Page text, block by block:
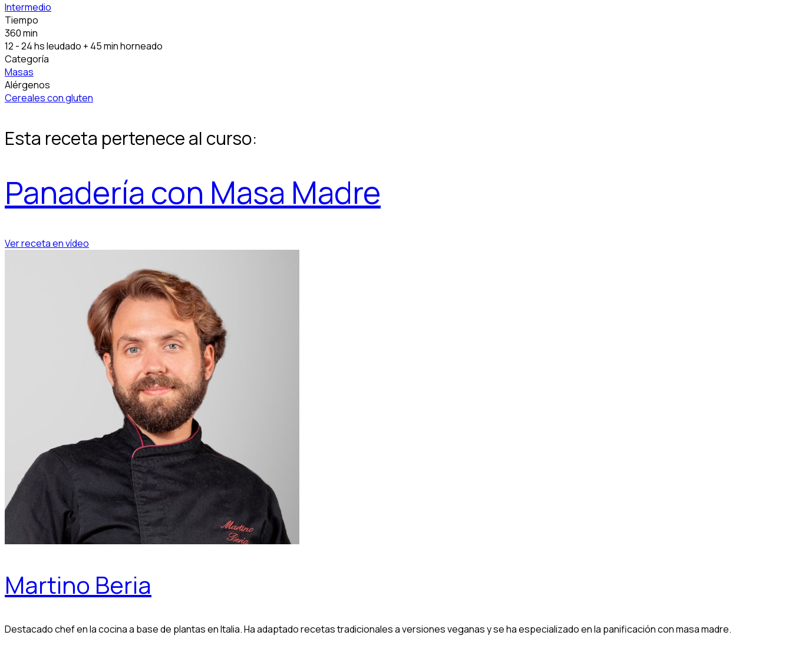
Intermedio
Tiempo
360 min
12 - 24 hs leudado + 45 min horneado
Categoría
Masas
Alérgenos
Cereales con gluten
Esta receta pertenece al curso:
Panadería con Masa Madre
Ver receta en vídeo
Martino Beria
Destacado chef en la cocina a base de plantas en Italia. Ha adaptado recetas tradicionales a versiones veganas y se ha especializado en la panificación con masa madre.